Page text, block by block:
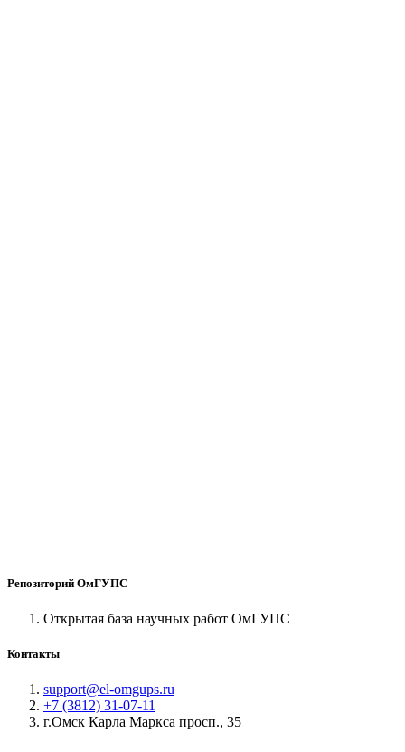
Репозиторий ОмГУПС
Открытая база научных работ ОмГУПС
Контакты
support@el-omgups.ru
+7 (3812) 31-07-11
г.Омск Карла Маркса просп., 35